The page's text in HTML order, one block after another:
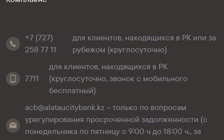
+7 (727)
258 77 11
для клиентов, находящихся в РК или за
рубежом (круглосуточно)
7711
для клиентов, находящихся в РК
(круглосуточно, звонок с мобильного
бесплатный)
acb@alataucitybank.kz – только по вопросам
урегулирования просроченной задолженности (с
понедельника по пятницу с 9:00 ч до 18:00 ч., за